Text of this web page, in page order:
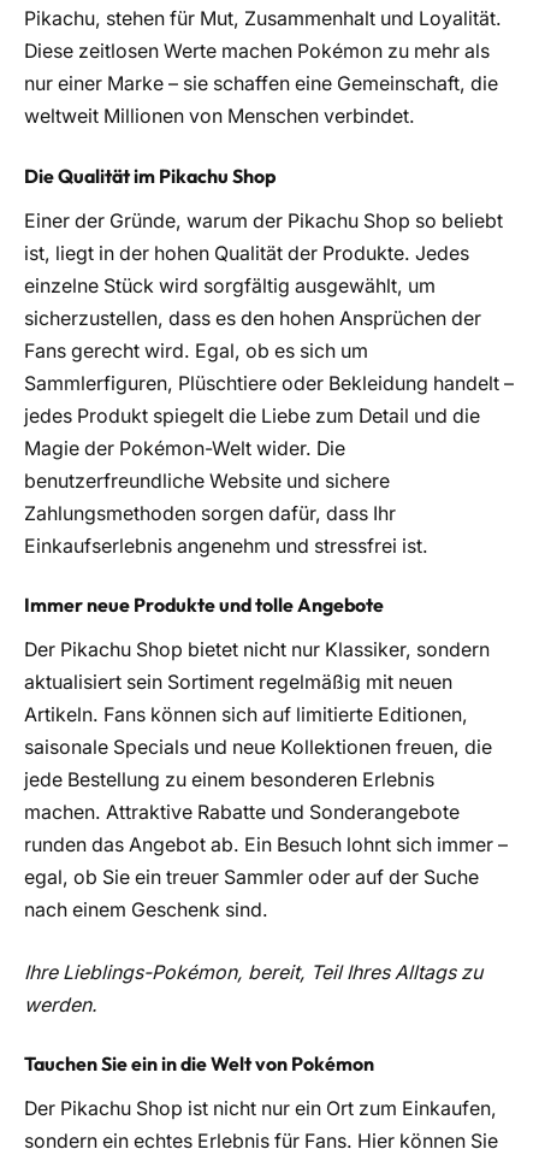
Pikachu, stehen für Mut, Zusammenhalt und Loyalität.
Diese zeitlosen Werte machen Pokémon zu mehr als
nur einer Marke – sie schaffen eine Gemeinschaft, die
weltweit Millionen von Menschen verbindet.
Die Qualität im Pikachu Shop
Einer der Gründe, warum der Pikachu Shop so beliebt
ist, liegt in der hohen Qualität der Produkte. Jedes
einzelne Stück wird sorgfältig ausgewählt, um
sicherzustellen, dass es den hohen Ansprüchen der
Fans gerecht wird. Egal, ob es sich um
Sammlerfiguren, Plüschtiere oder Bekleidung handelt –
jedes Produkt spiegelt die Liebe zum Detail und die
Magie der Pokémon-Welt wider. Die
benutzerfreundliche Website und sichere
Zahlungsmethoden sorgen dafür, dass Ihr
Einkaufserlebnis angenehm und stressfrei ist.
Immer neue Produkte und tolle Angebote
Der Pikachu Shop bietet nicht nur Klassiker, sondern
aktualisiert sein Sortiment regelmäßig mit neuen
Artikeln. Fans können sich auf limitierte Editionen,
saisonale Specials und neue Kollektionen freuen, die
jede Bestellung zu einem besonderen Erlebnis
machen. Attraktive Rabatte und Sonderangebote
runden das Angebot ab. Ein Besuch lohnt sich immer –
egal, ob Sie ein treuer Sammler oder auf der Suche
nach einem Geschenk sind.
Ihre Lieblings-Pokémon, bereit, Teil Ihres Alltags zu
werden.
Tauchen Sie ein in die Welt von Pokémon
Der Pikachu Shop ist nicht nur ein Ort zum Einkaufen,
sondern ein echtes Erlebnis für Fans. Hier können Sie